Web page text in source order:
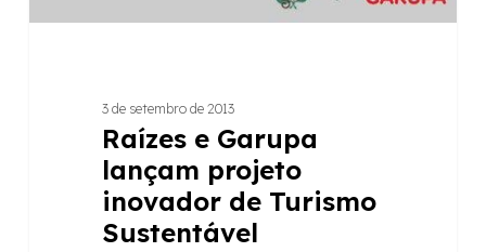
3 de setembro de 2013
Raízes e Garupa
lançam projeto
inovador de Turismo
Sustentável